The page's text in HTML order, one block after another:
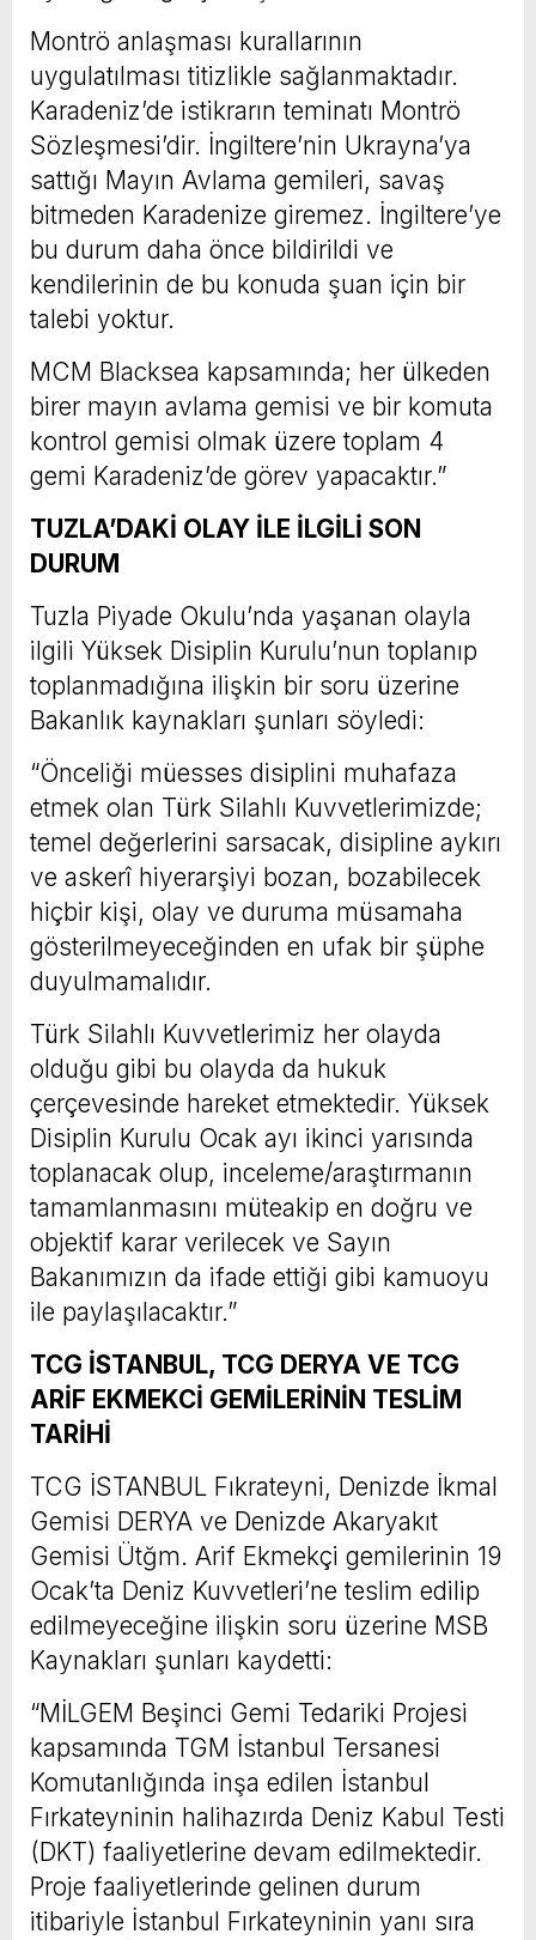
Montrö anlaşması kurallarının
uygulatılması titizlikle sağlanmaktadır.
Karadeniz’de istikrarın teminatı Montrö
Sözleşmesi’dir. İngiltere’nin Ukrayna’ya
sattığı Mayın Avlama gemileri, savaş
bitmeden Karadenize giremez. İngiltere’ye
bu durum daha önce bildirildi ve
kendilerinin de bu konuda şuan için bir
talebi yoktur.
MCM Blacksea kapsamında; her ülkeden
birer mayın avlama gemisi ve bir komuta
kontrol gemisi olmak üzere toplam 4
gemi Karadeniz’de görev yapacaktır.”
TUZLA’DAKİ OLAY İLE İLGİLİ SON
DURUM
Tuzla Piyade Okulu’nda yaşanan olayla
ilgili Yüksek Disiplin Kurulu’nun toplanıp
toplanmadığına ilişkin bir soru üzerine
Bakanlık kaynakları şunları söyledi:
“Önceliği müesses disiplini muhafaza
etmek olan Türk Silahlı Kuvvetlerimizde;
temel değerlerini sarsacak, disipline aykırı
ve askerî hiyerarşiyi bozan, bozabilecek
hiçbir kişi, olay ve duruma müsamaha
gösterilmeyeceğinden en ufak bir şüphe
duyulmamalıdır.
Türk Silahlı Kuvvetlerimiz her olayda
olduğu gibi bu olayda da hukuk
çerçevesinde hareket etmektedir. Yüksek
Disiplin Kurulu Ocak ayı ikinci yarısında
toplanacak olup, inceleme/araştırmanın
tamamlanmasını müteakip en doğru ve
objektif karar verilecek ve Sayın
Bakanımızın da ifade ettiği gibi kamuoyu
ile paylaşılacaktır.”
TCG İSTANBUL, TCG DERYA VE TCG
ARİF EKMEKCİ GEMİLERİNİN TESLİM
TARİHİ
TCG İSTANBUL Fıkrateyni, Denizde İkmal
Gemisi DERYA ve Denizde Akaryakıt
Gemisi Ütğm. Arif Ekmekçi gemilerinin 19
Ocak’ta Deniz Kuvvetleri’ne teslim edilip
edilmeyeceğine ilişkin soru üzerine MSB
Kaynakları şunları kaydetti:
“MİLGEM Beşinci Gemi Tedariki Projesi
kapsamında TGM İstanbul Tersanesi
Komutanlığında inşa edilen İstanbul
Fırkateyninin halihazırda Deniz Kabul Testi
(DKT) faaliyetlerine devam edilmektedir.
Proje faaliyetlerinde gelinen durum
itibariyle İstanbul Fırkateyninin yanı sıra